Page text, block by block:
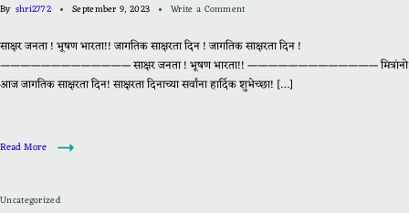
By shri2772 September 9, 2023 Write a Comment
साक्षर जनता ! भूषण भारता!! जागतिक साक्षरता दिन ! जागतिक साक्षरता दिन !
————————————— साक्षर जनता ! भूषण भारता!! ————————————— मित्रांनो
आज जागतिक साक्षरता दिन! साक्षरता दिनाच्या सर्वांना हार्दिक शुभेच्छा! […]
Read More
Uncategorized